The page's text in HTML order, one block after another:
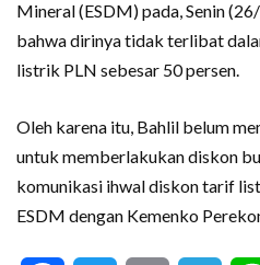
Mineral (ESDM) pada, Senin
bahwa dirinya tidak terlibat
listrik PLN sebesar 50 persen.
Oleh karena itu, Bahlil belum
untuk memberlakukan diskon
komunikasi ihwal diskon tarif
ESDM dengan Kemenko